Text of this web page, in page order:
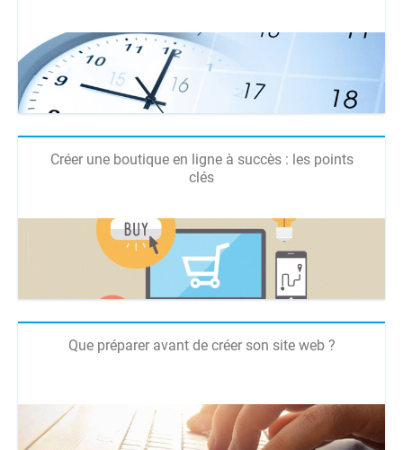
Créer une boutique en ligne à succès : les points
clés
Que préparer avant de créer son site web ?